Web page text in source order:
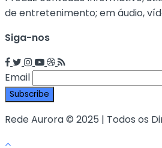
de entretenimento; em áudio,
Siga-nos
Email
Rede Aurora © 2025 | Todos os